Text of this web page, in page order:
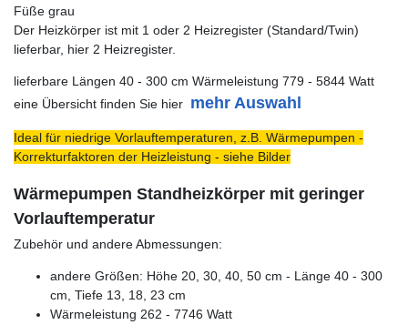
Füße grau
Der Heizkörper ist mit 1 oder 2 Heizregister (Standard/Twin)
lieferbar, hier 2 Heizregister.
lieferbare Längen 40 - 300 cm Wärmeleistung 779 - 5844 Watt
eine Übersicht finden Sie hier mehr Auswahl
Ideal für niedrige Vorlauftemperaturen, z.B. Wärmepumpen -
Korrekturfaktoren der Heizleistung - siehe Bilder
Wärmepumpen Standheizkörper mit geringer
Vorlauftemperatur
Zubehör und andere Abmessungen:
andere Größen: Höhe 20, 30, 40, 50 cm - Länge 40 - 300
cm, Tiefe 13, 18, 23 cm
Wärmeleistung 262 - 7746 Watt